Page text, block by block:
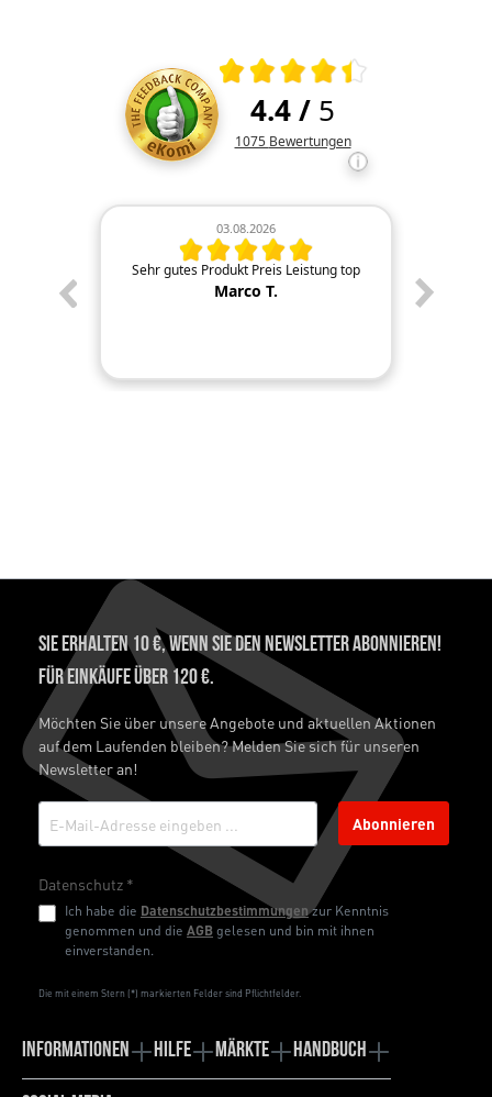
Kundenbewertungen und
Durchschnittliche Bewertung 4.4
4.4/ 5
1075 Bewertungen
03.08.2026
Sehr gutes Produkt Preis Leistung top
Marco T.
Sie erhalten 10 €, wenn Sie den Newsletter abonnieren!
Für Einkäufe über 120 €.
Möchten Sie über unsere Angebote und aktuellen Aktionen
auf dem Laufenden bleiben? Melden Sie sich für unseren
Newsletter an!
Abonnieren
Datenschutz *
Ich habe die Datenschutzbestimmungenzur Kenntnis
genommen und die AGBgelesen und bin mit ihnen
einverstanden.
Die mit einem Stern (*) markierten Felder sind Pflichtfelder.
Informationen Hilfe Märkte Handbuch